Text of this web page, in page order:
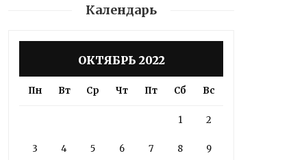
Календарь
ОКТЯБРЬ 2022
Пн Вт Ср Чт Пт Сб Вс
1 2
3 4 5 6 7 8 9